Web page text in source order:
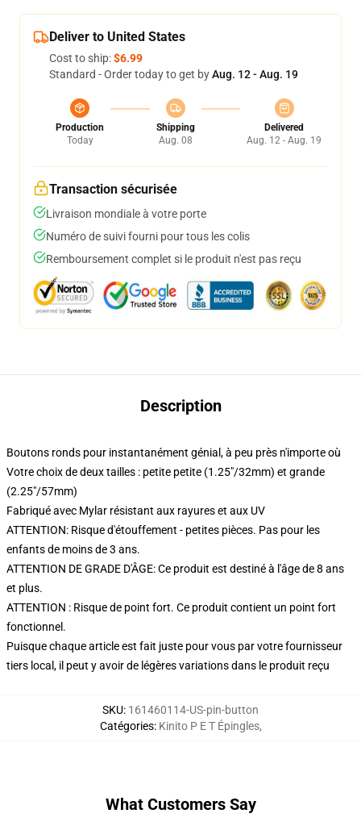
Deliver to United States
Cost to ship:$6.99
Standard - Order today to get byAug. 12 - Aug. 19
Production
Today
Shipping
Aug. 08
Delivered
Aug. 12 - Aug. 19
Transaction sécurisée
Livraison mondiale à votre porte
Numéro de suivi fourni pour tous les colis
Remboursement complet si le produit n'est pas reçu
Description
Boutons ronds pour instantanément génial, à peu près n'importe où
Votre choix de deux tailles : petite petite (1.25"/32mm) et grande
(2.25"/57mm)
Fabriqué avec Mylar résistant aux rayures et aux UV
ATTENTION: Risque d'étouffement - petites pièces. Pas pour les
enfants de moins de 3 ans.
ATTENTION DE GRADE D'ÂGE: Ce produit est destiné à l'âge de 8 ans
et plus.
ATTENTION : Risque de point fort. Ce produit contient un point fort
fonctionnel.
Puisque chaque article est fait juste pour vous par votre fournisseur
tiers local, il peut y avoir de légères variations dans le produit reçu
SKU: 161460114-US-pin-button
Catégories: Kinito P E T Épingles,
What Customers Say